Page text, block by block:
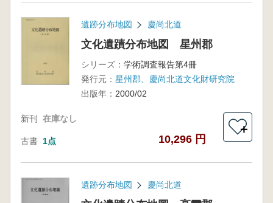
遺跡分布地図 慶尚北道
文化遺蹟分布地図 星州郡
シリーズ： 学術調査報告第4冊
発行元： 星州郡、慶尚北道文化財研究院
出版年： 2000/02
新刊 在庫なし
古書 1点 10,296 円
＋
遺跡分布地図 慶尚北道